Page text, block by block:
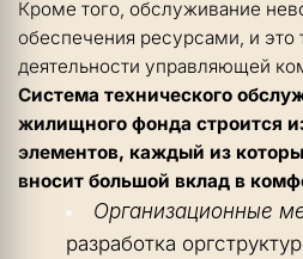
Кроме того, обслуживание
обеспечения ресурсами, и это
деятельности управляющей
Система технического
жилищного фонда строится
элементов, каждый из
вносит большой вклад в
Организационные
разработка